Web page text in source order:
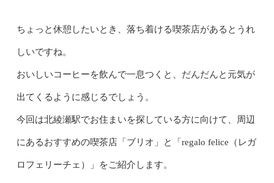
ちょっと休憩したいとき、落ち着ける喫茶店があるとうれ
しいですね。
おいしいコーヒーを飲んで一息つくと、だんだんと元気が
出てくるように感じるでしょう。
今回は北綾瀬駅でお住まいを探している方に向けて、周辺
にあるおすすめの喫茶店「ブリオ」と「regalo felice（レガ
ロフェリーチェ）」をご紹介します。